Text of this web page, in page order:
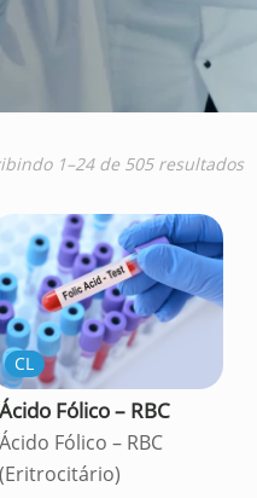
1–24 de 505 resultados
CL
Ácido Fólico – RBC
Ácido Fólico – RBC
(Eritrocitário)